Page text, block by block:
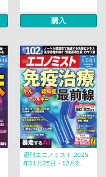
購入
週刊エコノミスト 2025
年11月25日・12月2...